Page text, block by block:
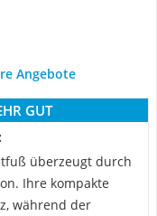
Angebote
GUT
überzeugt durch
Ihre kompakte
während der